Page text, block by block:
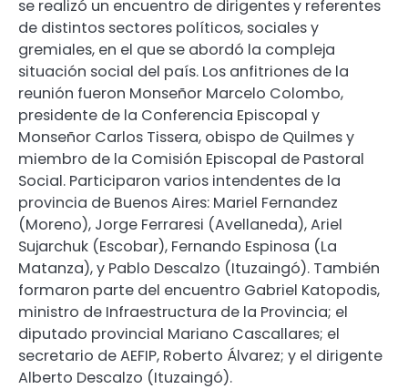
se realizó un encuentro de dirigentes y referentes
de distintos sectores políticos, sociales y
gremiales, en el que se abordó la compleja
situación social del país. Los anfitriones de la
reunión fueron Monseñor Marcelo Colombo,
presidente de la Conferencia Episcopal y
Monseñor Carlos Tissera, obispo de Quilmes y
miembro de la Comisión Episcopal de Pastoral
Social. Participaron varios intendentes de la
provincia de Buenos Aires: Mariel Fernandez
(Moreno), Jorge Ferraresi (Avellaneda), Ariel
Sujarchuk (Escobar), Fernando Espinosa (La
Matanza), y Pablo Descalzo (Ituzaingó). También
formaron parte del encuentro Gabriel Katopodis,
ministro de Infraestructura de la Provincia; el
diputado provincial Mariano Cascallares; el
secretario de AEFIP, Roberto Álvarez; y el dirigente
Alberto Descalzo (Ituzaingó).